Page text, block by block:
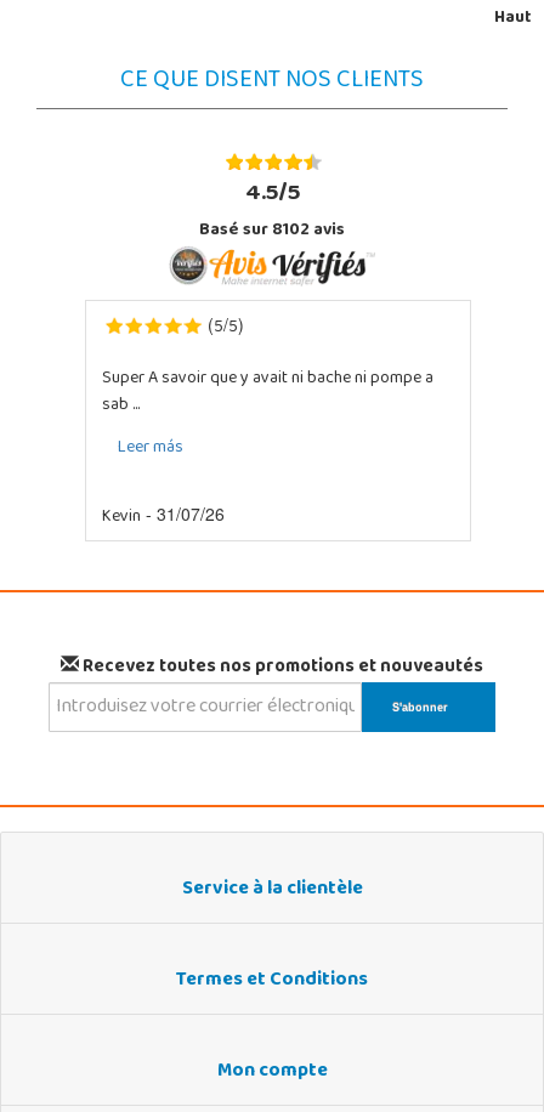
Haut
CE QUE DISENT NOS CLIENTS
4.5/5
Basé sur 8102 avis
(5/5)
Super A savoir que y avait ni bache ni pompe a
sab ...
Leer más
Kevin - 31/07/26
Recevez toutes nos promotions et nouveautés
Service à la clientèle
Termes et Conditions
Mon compte